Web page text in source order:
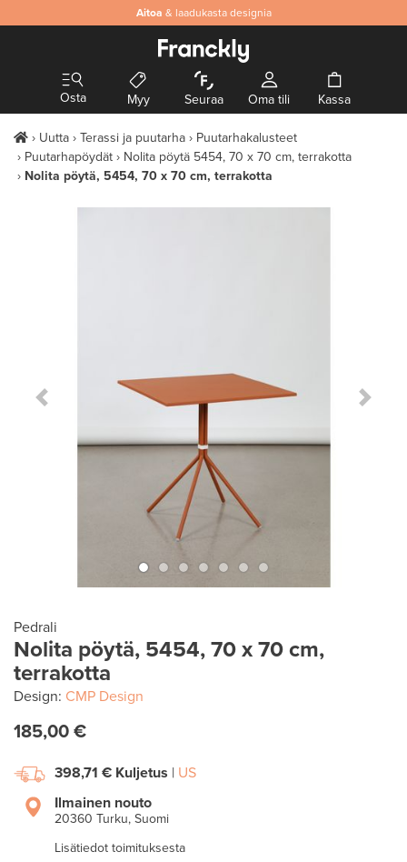
Aitoa & laadukasta designia
Osta Myy Seuraa Oma tili Kassa
Uutta Terassi ja puutarha
Puutarhakalusteet
Puutarhapöydät
Nolita pöytä 5454, 70 x 70 cm, terrakotta
Nolita pöytä, 5454, 70 x 70 cm, terrakotta
Previous Slide Next
Pedrali
Nolita pöytä, 5454, 70 x 70 cm,
terrakotta
Design: CMP Design
185,00 €
398,71 € Kuljetus | US
Ilmainen nouto
20360 Turku, Suomi
Lisätiedot toimituksesta